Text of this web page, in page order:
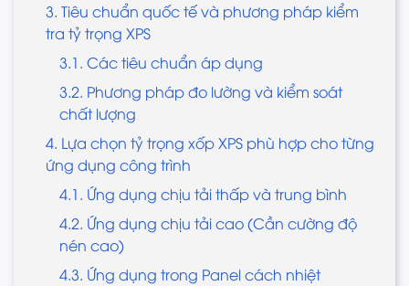
3. Tiêu chuẩn quốc tế và phương pháp kiểm
tra tỷ trọng XPS
3.1. Các tiêu chuẩn áp dụng
3.2. Phương pháp đo lường và kiểm soát
chất lượng
4. Lựa chọn tỷ trọng xốp XPS phù hợp cho từng
ứng dụng công trình
4.1. Ứng dụng chịu tải thấp và trung bình
4.2. Ứng dụng chịu tải cao (Cần cường độ
nén cao)
4.3. Ứng dụng trong Panel cách nhiệt